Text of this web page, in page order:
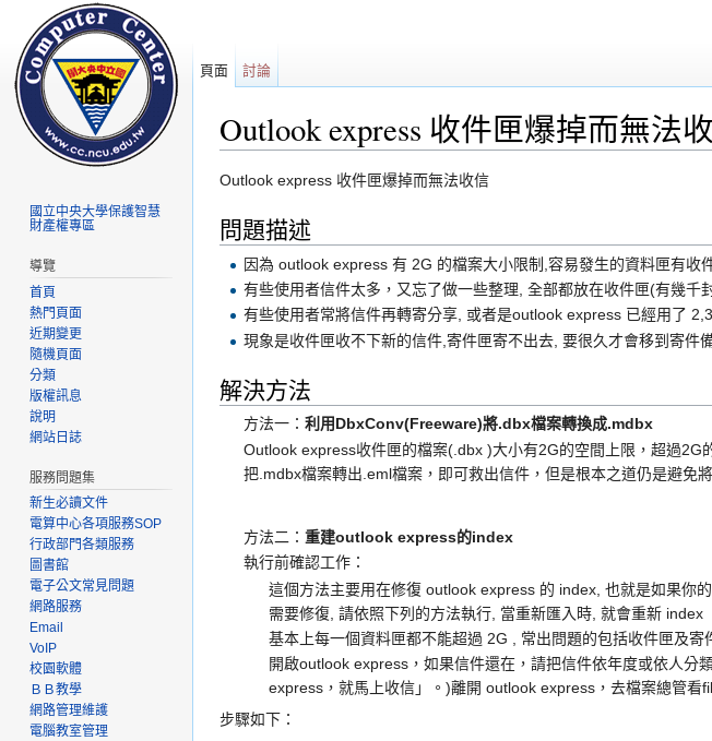
Outlook express 收件匣爆掉而無法
Outlook express 收件匣爆掉而無法收信
問題描述
因為 outlook express 有 2G 的檔案大小限制,容易發生的資料匣有收
有些使用者信件太多，又忘了做一些整理, 全部都放在收件匣(有幾千
有些使用者常將信件再轉寄分享, 或者是outlook express 已經用了
現象是收件匣收不下新的信件,寄件匣寄不出去, 要很久才會移到寄件
解決方法
方法一：利用DbxConv(Freeware)將.dbx檔案轉換成.mdbx
Outlook express收件匣的檔案(.dbx )大小有2G的空間上限，超過
把.mdbx檔案轉出.eml檔案，即可救出信件，但是根本之道仍是避免
方法二：重建outlook express的index
執行前確認工作：
這個方法主要用在修復 outlook express 的 index, 也就是如果你
需要修復, 請依照下列的方法執行, 當重新匯入時, 就會重新 index
基本上每一個資料匣都不能超過 2G , 常出問題的包括收件匣及寄
開啟outlook express，如果信件還在，請把信件依年度或依人
express，就馬上收信」。)離開 outlook express，去檔案總管看
步驟如下：
頁面 討論
國立中央大學保護智慧
財產權專區
導覽
首頁
熱門頁面
近期變更
隨機頁面
分類
版權訊息
說明
網站日誌
服務問題集
新生必讀文件
電算中心各項服務SOP
行政部門各類服務
圖書館
電子公文常見問題
網路服務
Email
VoIP
校園軟體
ＢＢ教學
網路管理維護
電腦教室管理